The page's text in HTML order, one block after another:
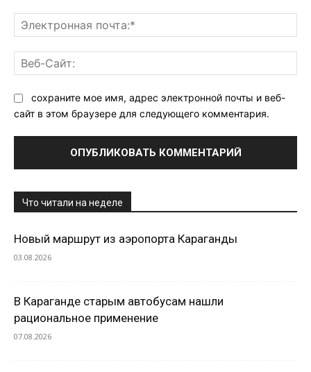
сохраните мое имя, адрес электронной почты и веб-
сайт в этом браузере для следующего комментария.
Что читали на неделе
Новый маршрут из аэропорта Караганды
03.08.2026
В Караганде старым автобусам нашли
рациональное применение
07.08.2026